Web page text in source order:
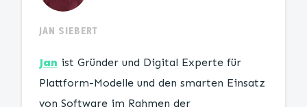
JAN SIEBERT
Jan ist Gründer und Digital Experte für
Plattform-Modelle und den smarten Einsatz
von Software im Rahmen der